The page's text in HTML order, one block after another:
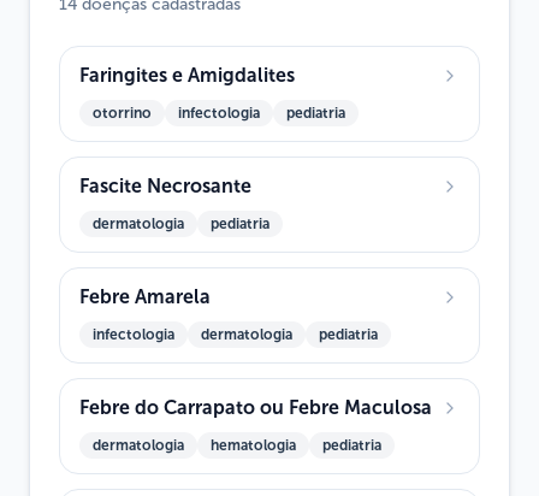
14 doenças cadastradas
Faringites e Amigdalites
otorrino infectologia pediatria
Fascite Necrosante
dermatologia pediatria
Febre Amarela
infectologia dermatologia pediatria
Febre do Carrapato ou Febre Maculosa
dermatologia hematologia pediatria